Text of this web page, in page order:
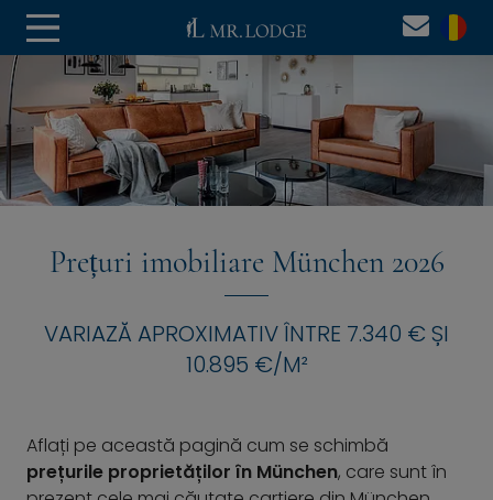
Prețuri imobiliare München 2026
VARIAZĂ APROXIMATIV ÎNTRE 7.340 € ȘI
10.895 €/M²
Aflați pe această pagină cum se schimbă
prețurile proprietăților în München, care sunt în